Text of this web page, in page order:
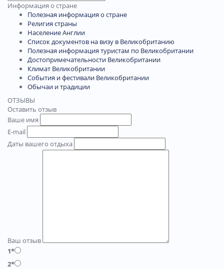
Информация о стране
Полезная информация о стране
Религия страны
Население Англии
Список документов на визу в Великобританию
Полезная информация туристам по Великобритании
Достопримечательности Великобритании
Климат Великобритании
События и фестивали Великобритании
Обычаи и традиции
ОТЗЫВЫ
Оставить отзыв
Ваше имя
E-mail
Даты вашего отдыха
Ваш отзыв
1*
2*